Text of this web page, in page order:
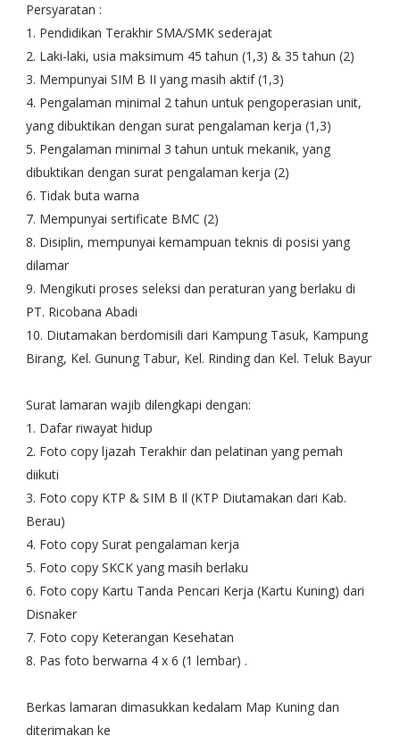
Persyaratan :
1. Pendidikan Terakhir SMA/SMK sederajat
2. Laki-laki, usia maksimum 45 tahun (1,3) & 35 tahun (2)
3. Mempunyai SIM B II yang masih aktif (1,3)
4. Pengalaman minimal 2 tahun untuk pengoperasian unit,
yang dibuktikan dengan surat pengalaman kerja (1,3)
5. Pengalaman minimal 3 tahun untuk mekanik, yang
dibuktikan dengan surat pengalaman kerja (2)
6. Tidak buta warna
7. Mempunyai sertificate BMC (2)
8. Disiplin, mempunyai kemampuan teknis di posisi yang
dilamar
9. Mengikuti proses seleksi dan peraturan yang berlaku di
PT. Ricobana Abadi
10. Diutamakan berdomisili dari Kampung Tasuk, Kampung
Birang, Kel. Gunung Tabur, Kel. Rinding dan Kel. Teluk Bayur
Surat lamaran wajib dilengkapi dengan:
1. Dafar riwayat hidup
2. Foto copy ljazah Terakhir dan pelatinan yang pemah
diikuti
3. Foto copy KTP & SIM B Il (KTP Diutamakan dari Kab.
Berau)
4. Foto copy Surat pengalaman kerja
5. Foto copy SKCK yang masih berlaku
6. Foto copy Kartu Tanda Pencari Kerja (Kartu Kuning) dari
Disnaker
7. Foto copy Keterangan Kesehatan
8. Pas foto berwarna 4 x 6 (1 lembar) .
Berkas lamaran dimasukkan kedalam Map Kuning dan
diterimakan ke